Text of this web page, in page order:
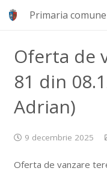
Primaria
Oferta de
81 din
Adrian)
9 decembrie 2025
Oferta de vanzare